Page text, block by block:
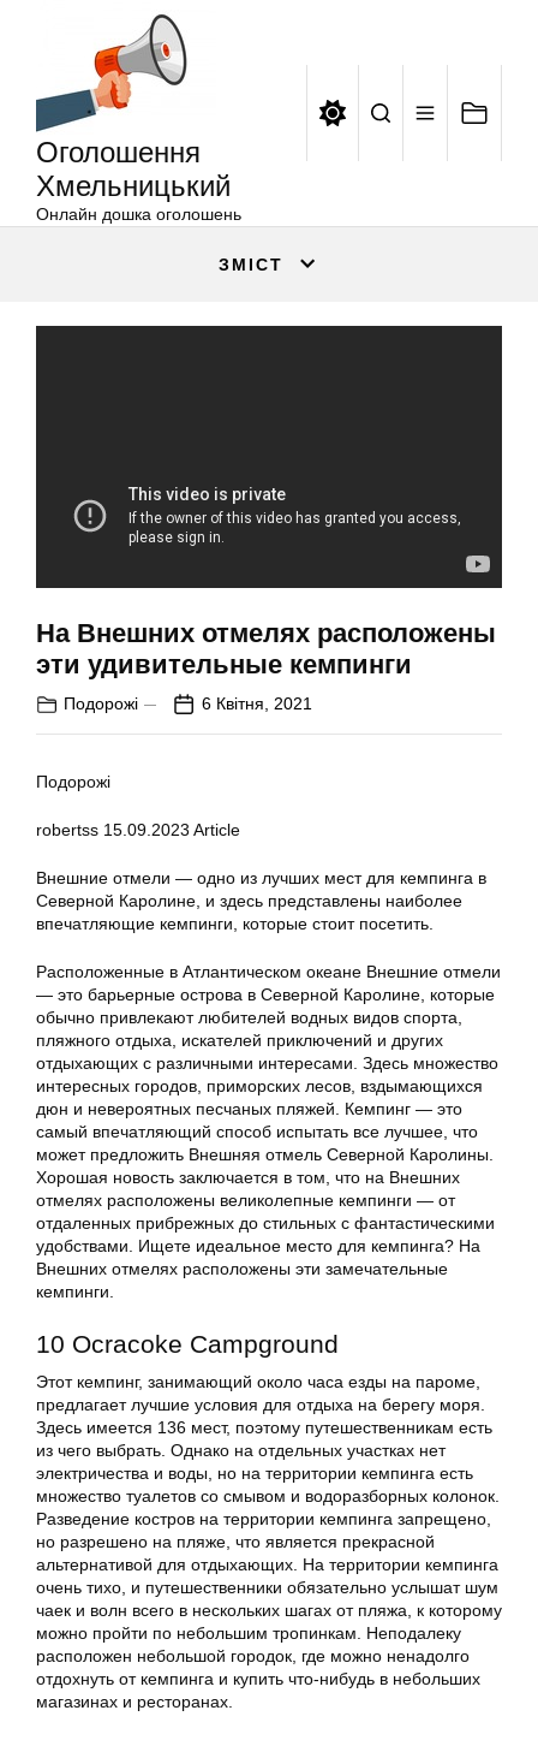
Оголошення
Хмельницький
Онлайн дошка оголошень
ЗМІСТ
На Внешних отмелях расположены
эти удивительные кемпинги
Подорожі 6 Квітня, 2021
Подорожі
robertss 15.09.2023 Article
Внешние отмели — одно из лучших мест для кемпинга в
Северной Каролине, и здесь представлены наиболее
впечатляющие кемпинги, которые стоит посетить.
Расположенные в Атлантическом океане Внешние отмели
— это барьерные острова в Северной Каролине, которые
обычно привлекают любителей водных видов спорта,
пляжного отдыха, искателей приключений и других
отдыхающих с различными интересами. Здесь множество
интересных городов, приморских лесов, вздымающихся
дюн и невероятных песчаных пляжей. Кемпинг — это
самый впечатляющий способ испытать все лучшее, что
может предложить Внешняя отмель Северной Каролины.
Хорошая новость заключается в том, что на Внешних
отмелях расположены великолепные кемпинги — от
отдаленных прибрежных до стильных с фантастическими
удобствами. Ищете идеальное место для кемпинга? На
Внешних отмелях расположены эти замечательные
кемпинги.
10 Ocracoke Campground
Этот кемпинг, занимающий около часа езды на пароме,
предлагает лучшие условия для отдыха на берегу моря.
Здесь имеется 136 мест, поэтому путешественникам есть
из чего выбрать. Однако на отдельных участках нет
электричества и воды, но на территории кемпинга есть
множество туалетов со смывом и водоразборных колонок.
Разведение костров на территории кемпинга запрещено,
но разрешено на пляже, что является прекрасной
альтернативой для отдыхающих. На территории кемпинга
очень тихо, и путешественники обязательно услышат шум
чаек и волн всего в нескольких шагах от пляжа, к которому
можно пройти по небольшим тропинкам. Неподалеку
расположен небольшой городок, где можно ненадолго
отдохнуть от кемпинга и купить что-нибудь в небольших
магазинах и ресторанах.